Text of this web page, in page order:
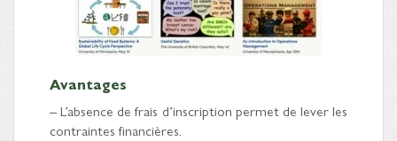
Avantages
– L’absence de frais d’inscription permet de lever les
contraintes financières.